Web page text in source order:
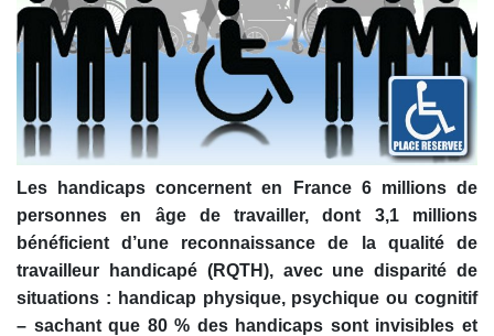
Les handicaps concernent en France 6 millions de
personnes en âge de travailler, dont 3,1 millions
bénéficient d’une reconnaissance de la qualité de
travailleur handicapé (RQTH), avec une disparité de
situations : handicap physique, psychique ou cognitif
– sachant que 80 % des handicaps sont invisibles et